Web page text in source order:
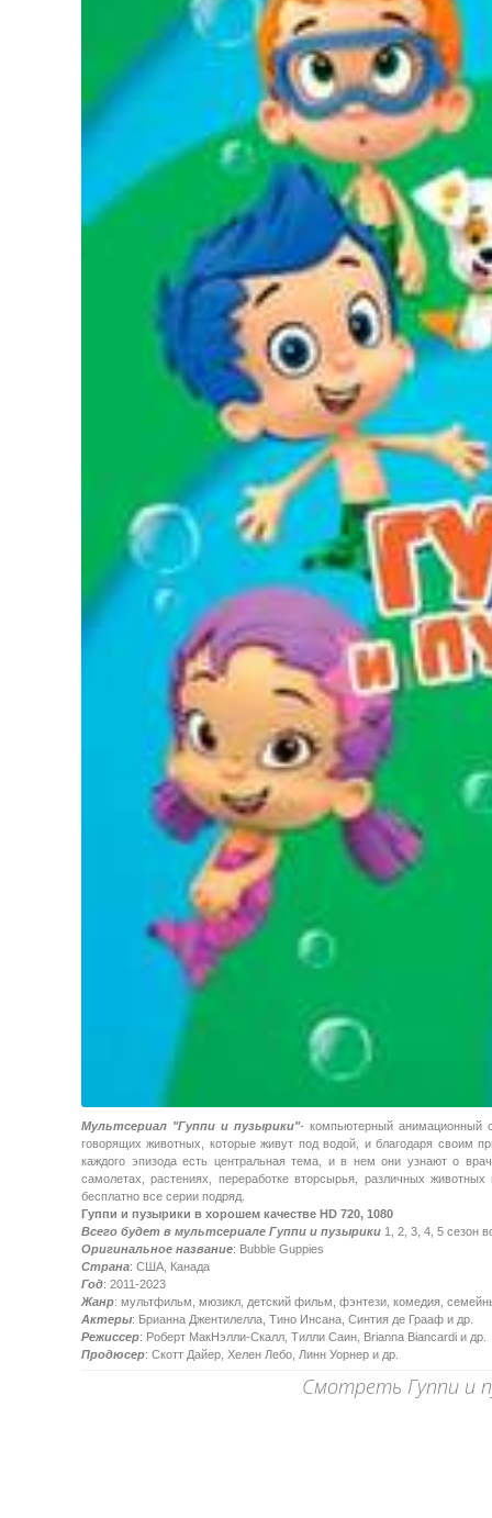
Мультсериал "Гуппи и пузырики"-компьютерный анимационный
говорящих животных, которые живут под водой, и благодаря своим
каждого эпизода есть центральная тема, и в нем они узнают о
самолетах, растениях, переработке вторсырья, различных
бесплатно все серии подряд.
Гуппи и пузырики в хорошем качестве HD 720, 1080
Всего будет в мультсериале Гуппи и пузырики 1, 2, 3, 4, 5 сезон
Оригинальное название: Bubble Guppies
Страна: США, Канада
Год: 2011-2023
Жанр: мультфильм, мюзикл, детский фильм, фэнтези, комедия,
Актеры: Брианна Джентилелла, Тино Инсана, Синтия де Грааф и др.
Режиссер: Роберт МакНэлли-Скалл, Тилли Саин, Brianna Biancardi и др.
Продюсер: Скотт Дайер, Хелен Лебо, Линн Уорнер и др.
Смотреть Гуппи и